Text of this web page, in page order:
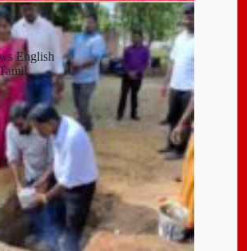
உறுப்பினர் திடீர் ராஜினாமா!
English
in to post a comment.